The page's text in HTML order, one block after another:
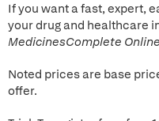
If you want a fast, expert,
your drug and healthcare
MedicinesComplete Online
Noted prices are base
offer.